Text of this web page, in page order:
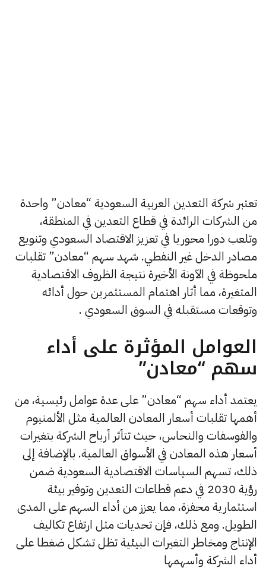
تعتبر شركة التعدين العربية السعودية “معادن” واحدة
من الشركات الرائدة في قطاع التعدين في المنطقة،
وتلعب دورا محوريا في تعزيز الاقتصاد السعودي وتنويع
مصادر الدخل غير النفطي. شهد سهم “معادن” تقلبات
ملحوظة في الآونة الأخيرة نتيجة الظروف الاقتصادية
المتغيرة، مما أثار اهتمام المستثمرين حول أدائه
وتوقعات مستقبله في السوق السعودي​ .
العوامل المؤثرة على أداء
سهم “معادن”
يعتمد أداء سهم “معادن” على عدة عوامل رئيسية، من
أهمها تقلبات أسعار المعادن العالمية مثل الألمنيوم
والفوسفات والنحاس، حيث تتأثر أرباح الشركة بتغيرات
أسعار هذه المعادن في الأسواق العالمية. بالإضافة إلى
ذلك، تسهم السياسات الاقتصادية السعودية ضمن
رؤية 2030 في دعم قطاعات التعدين وتوفير بيئة
استثمارية محفزة، مما يعزز من أداء السهم على المدى
الطويل. ومع ذلك، فإن تحديات مثل ارتفاع تكاليف
الإنتاج ومخاطر التغيرات البيئية تظل تشكل ضغطا على
أداء الشركة وأسهمها​